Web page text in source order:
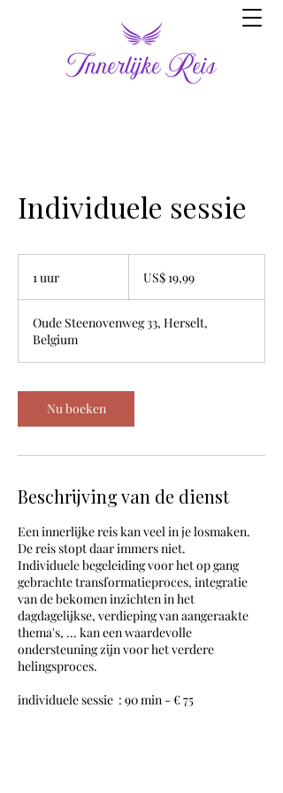
Individuele sessie
1 uur
dollarUS$ 19,99
Oude Steenovenweg 33, Herselt,
Belgium
Nu boeken
Beschrijving van de dienst
Een innerlijke reis kan veel in je losmaken.
De reis stopt daar immers niet.
Individuele begeleiding voor het op gang
gebrachte transformatieproces, integratie
van de bekomen inzichten in het
dagdagelijkse, verdieping van aangeraakte
thema's, ... kan een waardevolle
ondersteuning zijn voor het verdere
helingsproces.
individuele sessie : 90 min - € 75